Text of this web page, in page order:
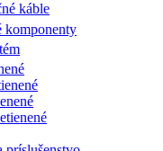
káble
komponenty